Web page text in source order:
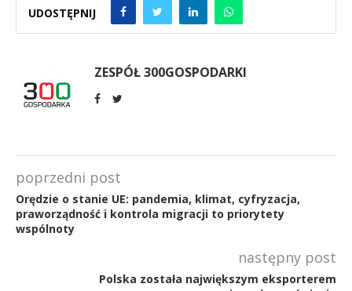
UDOSTĘPNIJ
ZESPÓŁ 300GOSPODARKI
poprzedni post
Orędzie o stanie UE: pandemia, klimat, cyfryzacja,
praworządność i kontrola migracji to priorytety
wspólnoty
następny post
Polska została największym eksporterem